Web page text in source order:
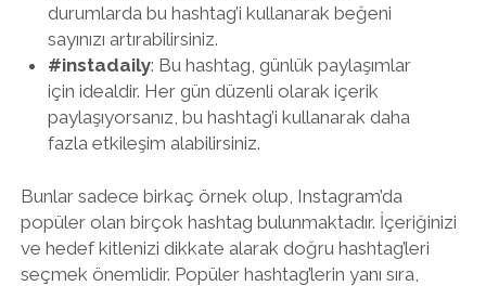
durumlarda bu hashtag’i kullanarak beğeni
sayınızı artırabilirsiniz.
#instadaily: Bu hashtag, günlük paylaşımlar
için idealdir. Her gün düzenli olarak içerik
paylaşıyorsanız, bu hashtag’i kullanarak daha
fazla etkileşim alabilirsiniz.
Bunlar sadece birkaç örnek olup, Instagram’da
popüler olan birçok hashtag bulunmaktadır. İçeriğinizi
ve hedef kitlenizi dikkate alarak doğru hashtag’leri
seçmek önemlidir. Popüler hashtag’lerin yanı sıra,